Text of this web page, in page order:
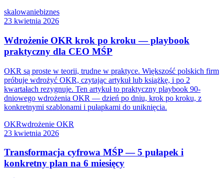
skalowaniebiznes
23 kwietnia 2026
Wdrożenie OKR krok po kroku — playbook
praktyczny dla CEO MŚP
OKR są proste w teorii, trudne w praktyce. Większość polskich firm
próbuje wdrożyć OKR, czytając artykuł lub książkę, i po 2
kwartałach rezygnuje. Ten artykuł to praktyczny playbook 90-
dniowego wdrożenia OKR — dzień po dniu, krok po kroku, z
konkretnymi szablonami i pułapkami do uniknięcia.
OKRwdrożenie OKR
23 kwietnia 2026
Transformacja cyfrowa MŚP — 5 pułapek i
konkretny plan na 6 miesięcy